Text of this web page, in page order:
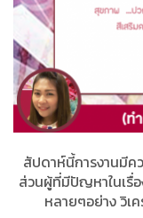
สัปดาห์นี้การงานมีค
ส่วนผู้ที่มีปัญหาในเรื่
หลายๆอย่าง วิเ